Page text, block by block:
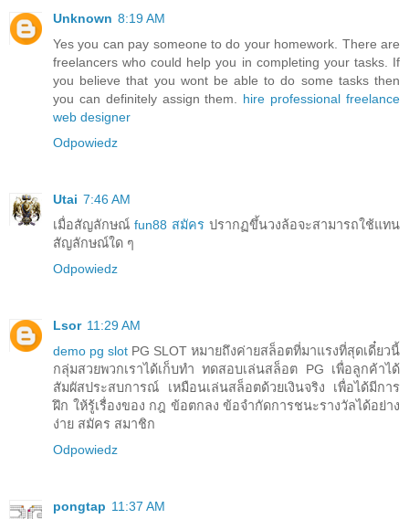
Unknown 8:19 AM
Yes you can pay someone to do your homework. There are
freelancers who could help you in completing your tasks. If
you believe that you wont be able to do some tasks then
you can definitely assign them. hire professional freelance
web designer
Odpowiedz
Utai 7:46 AM
เมื่อสัญลักษณ์ fun88 สมัคร ปรากฏขึ้นวงล้อจะสามารถใช้แทน
สัญลักษณ์ใด ๆ
Odpowiedz
Lsor 11:29 AM
demo pg slot PG SLOT หมายถึงค่ายสล็อตที่มาแรงที่สุดเดี๋ยวนี้
กลุ่มสวยพวกเราได้เก็บทำ ทดสอบเล่นสล็อต PG เพื่อลูกค้าได้
สัมผัสประสบการณ์ เหมือนเล่นสล็อตด้วยเงินจริง เพื่อได้มีการ
ฝึก ให้รู้เรื่องของ กฎ ข้อตกลง ข้อจำกัดการชนะรางวัลได้อย่าง
ง่าย สมัคร สมาชิก
Odpowiedz
pongtap 11:37 AM